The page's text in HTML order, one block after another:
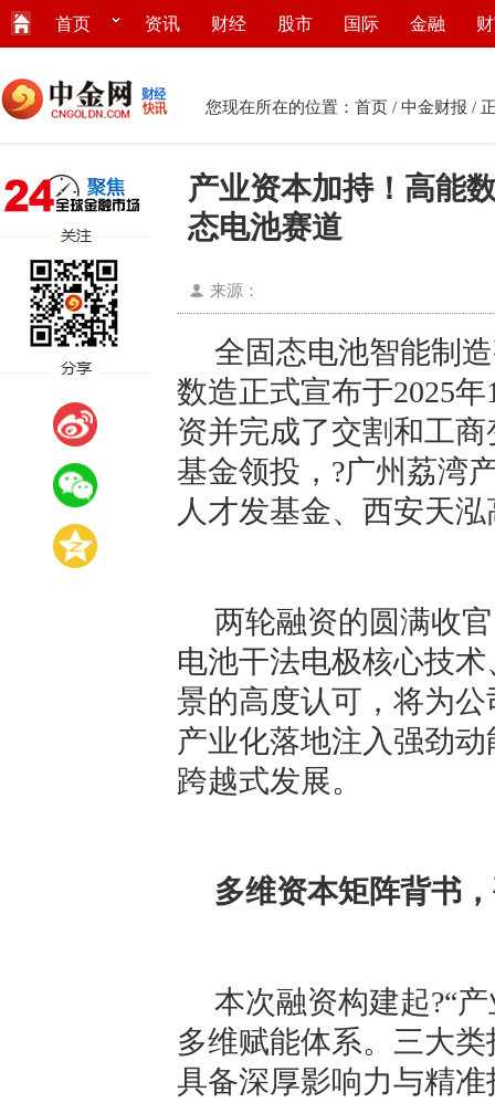
首页 资讯 财经 股市 国际 金融
您现在所在的位置： 首页 / 中金财报 /
产业资本加持！高能
态电池赛道
来源：
全固态电池智能制
数造正式宣布于2025
资并完成了交割和工
基金领投，?广州荔湾
人才发基金、西安天
两轮融资的圆满收
电池干法电极核心技
景的高度认可，将为
产业化落地注入强劲
跨越式发展。
多维资本矩阵背书
本次融资构建起?“
多维赋能体系。三大
具备深厚影响力与精